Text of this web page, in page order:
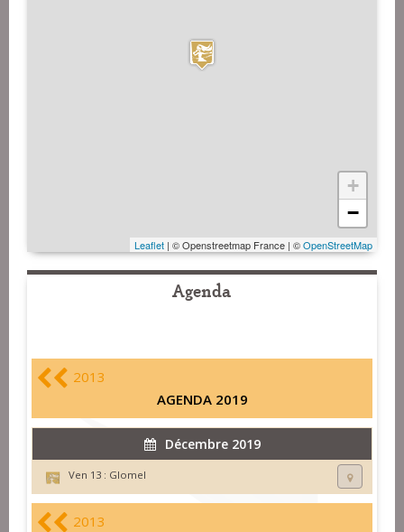
+
−
Leaflet | © Openstreetmap France | ©OpenStreetMap
Agenda
2013
AGENDA 2019
Décembre 2019
Ven 13 : Glomel
2013